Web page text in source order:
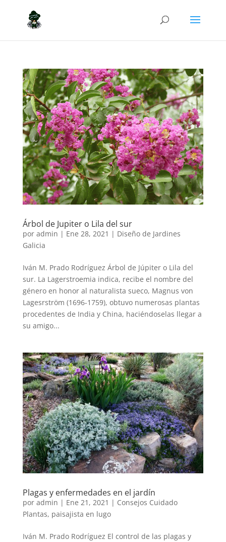
Árbol de Jupiter o Lila del sur
por admin | Ene 28, 2021 | Diseño de Jardines
Galicia
Iván M. Prado Rodríguez Árbol de Júpiter o Lila del
sur. La Lagerstroemia indica, recibe el nombre del
género en honor al naturalista sueco, Magnus von
Lagesrström (1696-1759), obtuvo numerosas plantas
procedentes de India y China, haciéndoselas llegar a
su amigo...
Plagas y enfermedades en el jardín
por admin | Ene 21, 2021 | Consejos Cuidado
Plantas, paisajista en lugo
Iván M. Prado Rodríguez El control de las plagas y